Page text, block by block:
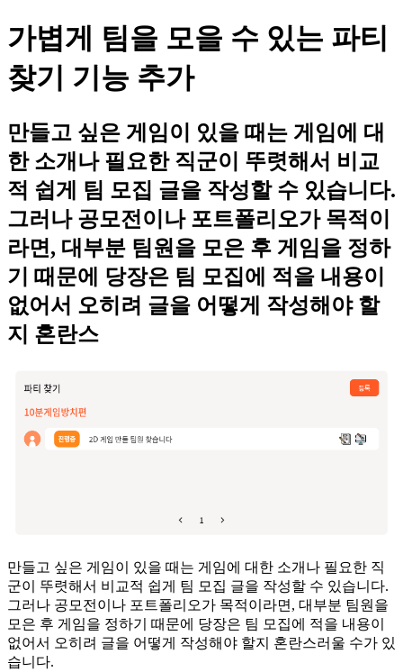
가볍게 팀을 모을 수 있는 파티
찾기 기능 추가
만들고 싶은 게임이 있을 때는 게임에 대
한 소개나 필요한 직군이 뚜렷해서 비교
적 쉽게 팀 모집 글을 작성할 수 있습니다.
그러나 공모전이나 포트폴리오가 목적이
라면, 대부분 팀원을 모은 후 게임을 정하
기 때문에 당장은 팀 모집에 적을 내용이
없어서 오히려 글을 어떻게 작성해야 할
지 혼란스
만들고 싶은 게임이 있을 때는 게임에 대한 소개나 필요한 직
군이 뚜렷해서 비교적 쉽게 팀 모집 글을 작성할 수 있습니다.
그러나 공모전이나 포트폴리오가 목적이라면, 대부분 팀원을
모은 후 게임을 정하기 때문에 당장은 팀 모집에 적을 내용이
없어서 오히려 글을 어떻게 작성해야 할지 혼란스러울 수가 있
습니다.